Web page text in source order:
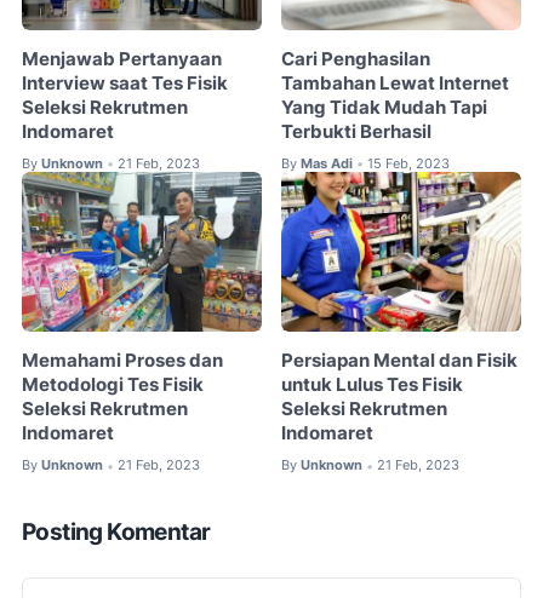
Menjawab Pertanyaan
Interview saat Tes Fisik
Seleksi Rekrutmen
Indomaret
By Unknown • 21 Feb, 2023
Cari Penghasilan
Tambahan Lewat Internet
Yang Tidak Mudah Tapi
Terbukti Berhasil
By Mas Adi • 15 Feb, 2023
Memahami Proses dan
Metodologi Tes Fisik
Seleksi Rekrutmen
Indomaret
By Unknown • 21 Feb, 2023
Persiapan Mental dan Fisik
untuk Lulus Tes Fisik
Seleksi Rekrutmen
Indomaret
By Unknown • 21 Feb, 2023
Posting Komentar